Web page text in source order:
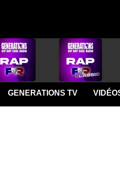
GENERATIONS TV